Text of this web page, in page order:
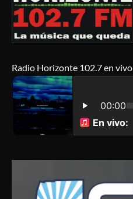
Radio Horizonte 102.7 en vivo